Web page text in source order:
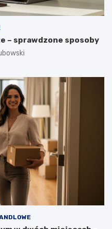
– sprawdzone sposoby